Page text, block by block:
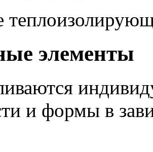
элементы
и формы в